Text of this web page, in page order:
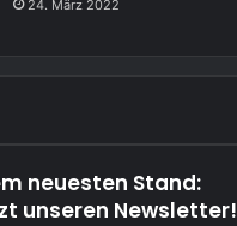
24. März 2022
neuesten Stand:
unseren Newsletter!